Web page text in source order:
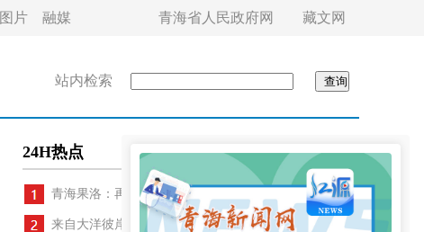
图片 融媒 青海省人民政府网 藏文网
站内检索
24H热点
青海果洛：再添一座长三角之声红领巾广播站
来自大洋彼岸的诚挚感谢——犹他青少年青海之行写...